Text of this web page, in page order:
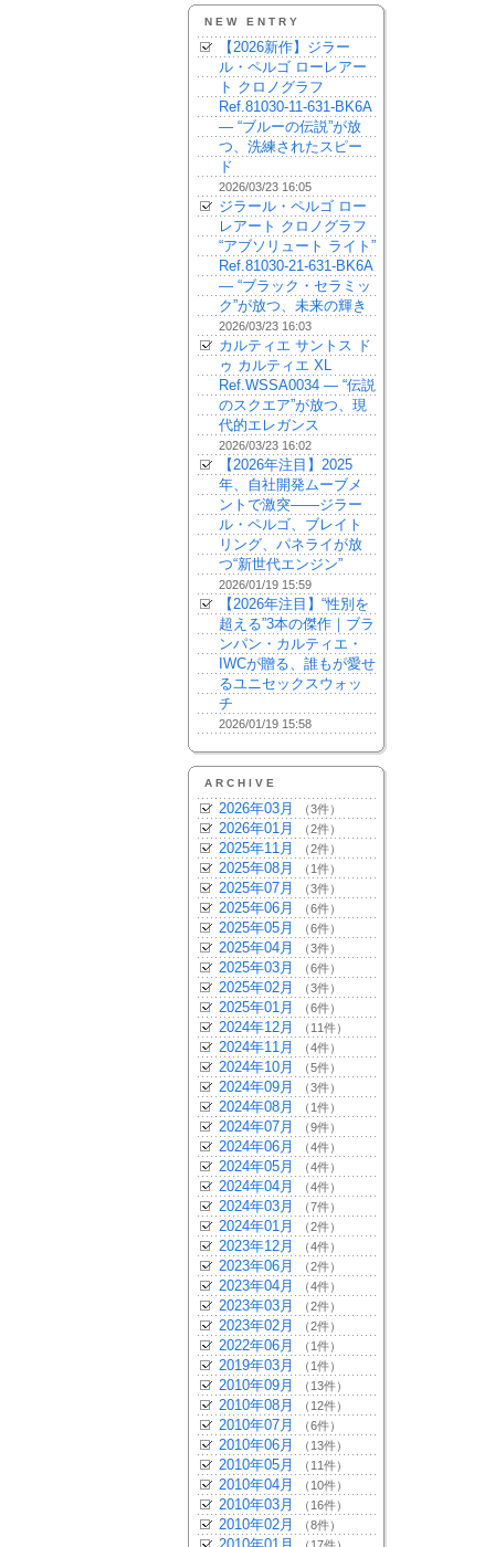
NEW ENTRY
【2026新作】ジラー
ル・ペルゴ ローレアー
ト クロノグラフ
Ref.81030-11-631-BK6A
— “ブルーの伝説”が放
つ、洗練されたスピー
ド
2026/03/23 16:05
ジラール・ペルゴ ロー
レアート クロノグラフ
“アブソリュート ライト”
Ref.81030-21-631-BK6A
— “ブラック・セラミッ
ク”が放つ、未来の輝き
2026/03/23 16:03
カルティエ サントス ド
ゥ カルティエ XL
Ref.WSSA0034 — “伝説
のスクエア”が放つ、現
代的エレガンス
2026/03/23 16:02
【2026年注目】2025
年、自社開発ムーブメ
ントで激突——ジラー
ル・ペルゴ、ブレイト
リング、パネライが放
つ“新世代エンジン”
2026/01/19 15:59
【2026年注目】“性別を
超える”3本の傑作｜ブラ
ンパン・カルティエ・
IWCが贈る、誰もが愛せ
るユニセックスウォッ
チ
2026/01/19 15:58
ARCHIVE
2026年03月 （3件）
2026年01月 （2件）
2025年11月 （2件）
2025年08月 （1件）
2025年07月 （3件）
2025年06月 （6件）
2025年05月 （6件）
2025年04月 （3件）
2025年03月 （6件）
2025年02月 （3件）
2025年01月 （6件）
2024年12月 （11件）
2024年11月 （4件）
2024年10月 （5件）
2024年09月 （3件）
2024年08月 （1件）
2024年07月 （9件）
2024年06月 （4件）
2024年05月 （4件）
2024年04月 （4件）
2024年03月 （7件）
2024年01月 （2件）
2023年12月 （4件）
2023年06月 （2件）
2023年04月 （4件）
2023年03月 （2件）
2023年02月 （2件）
2022年06月 （1件）
2019年03月 （1件）
2010年09月 （13件）
2010年08月 （12件）
2010年07月 （6件）
2010年06月 （13件）
2010年05月 （11件）
2010年04月 （10件）
2010年03月 （16件）
2010年02月 （8件）